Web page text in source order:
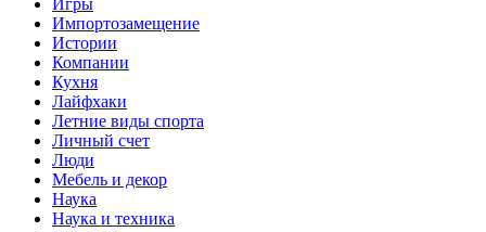
Импортозамещение
Истории
Компании
Кухня
Лайфхаки
Летние виды спорта
Личный счет
Люди
Мебель и декор
Наука
Наука и техника